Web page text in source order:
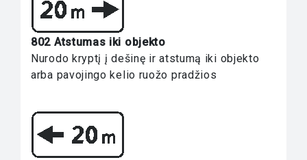
802 Atstumas iki objekto
Nurodo kryptį į dešinę ir atstumą iki objekto
arba pavojingo kelio ruožo pradžios